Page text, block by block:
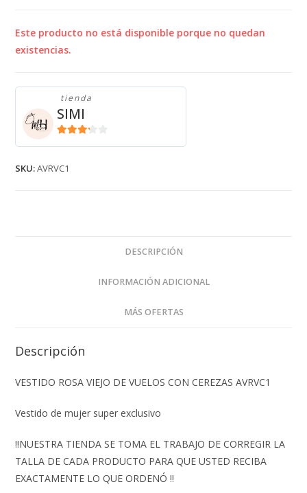
Este producto no está disponible porque no quedan
existencias.
tienda
SIMI
SKU:AVRVC1
DESCRIPCIÓN
INFORMACIÓN ADICIONAL
MÁS OFERTAS
Descripción
VESTIDO ROSA VIEJO DE VUELOS CON CEREZAS AVRVC1
Vestido de mujer super exclusivo
‼️NUESTRA TIENDA SE TOMA EL TRABAJO DE CORREGIR LA
TALLA DE CADA PRODUCTO PARA QUE USTED RECIBA
EXACTAMENTE LO QUE ORDENÓ ‼️